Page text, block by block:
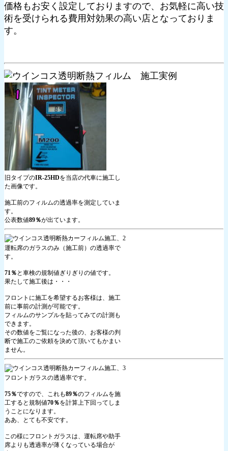
価格もお安く設定しておりますので、お気軽に高い技
術を受けられる費用対効果の高い店となっておりま
す。
旧タイプのIR-25HDを当店の代車に施工し
た画像です。
施工前のフィルムの透過率を測定していま
す。
公表数値89％が出ています。
運転席のガラスのみ（施工前）の透過率で
す。
71％ と車検の規制値ぎりぎりの値です。
果たして施工後は・・・
フロントに施工を希望するお客様は、施工
前に事前の計測が可能です。
フィルムのサンプルを貼ってみての計測も
できます。
その数値をご覧になった後の、お客様の判
断で施工のご依頼を決めて頂いてもかまい
ません。
フロントガラスの透過率です。
75％ですので、これも89％のフィルムを施
工すると規制値70％を計算上下回ってしま
うことになります。
ああ、とても不安です。
この様にフロントガラスは、運転席や助手
席よりも透過率が薄くなっている場合が